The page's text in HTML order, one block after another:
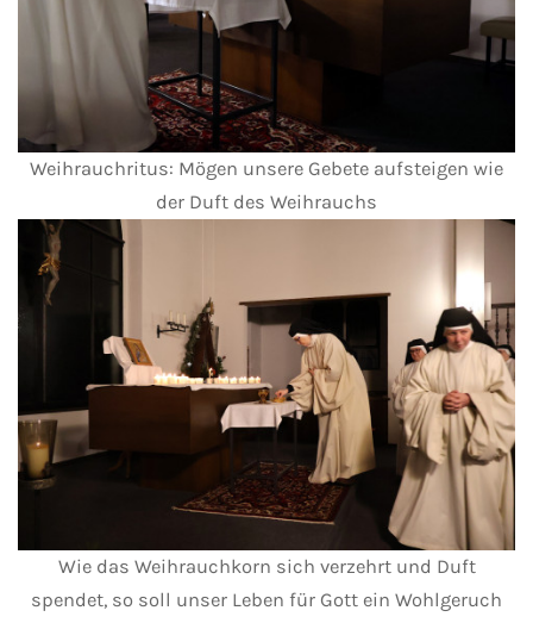
Weihrauchritus: Mögen unsere Gebete aufsteigen wie
der Duft des Weihrauchs
Wie das Weihrauchkorn sich verzehrt und Duft
spendet, so soll unser Leben für Gott ein Wohlgeruch